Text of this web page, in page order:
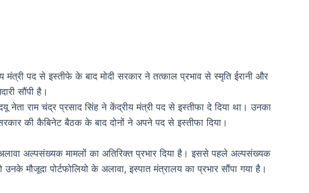
पद से इस्तीफे के बाद मोदी सरकार ने तत्काल प्रभाव से स्मृति ईरानी और
सौंपी है।
राम चंद्र प्रसाद सिंह ने केंद्रीय मंत्री पद से इस्तीफा दे दिया था। उनका
की कैबिनेट बैठक के बाद दोनों ने अपने पद से इस्तीफा दिया।
अल्पसंख्यक मामलों का अतिरिक्त प्रभार दिया है। इससे पहले अल्पसंख्यक
मौजूदा पोर्टफोलियो के अलावा, इस्पात मंत्रालय का प्रभार सौंपा गया है।